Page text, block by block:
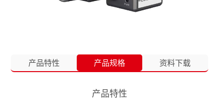
产品特性 产品规格 资料下载
产品特性